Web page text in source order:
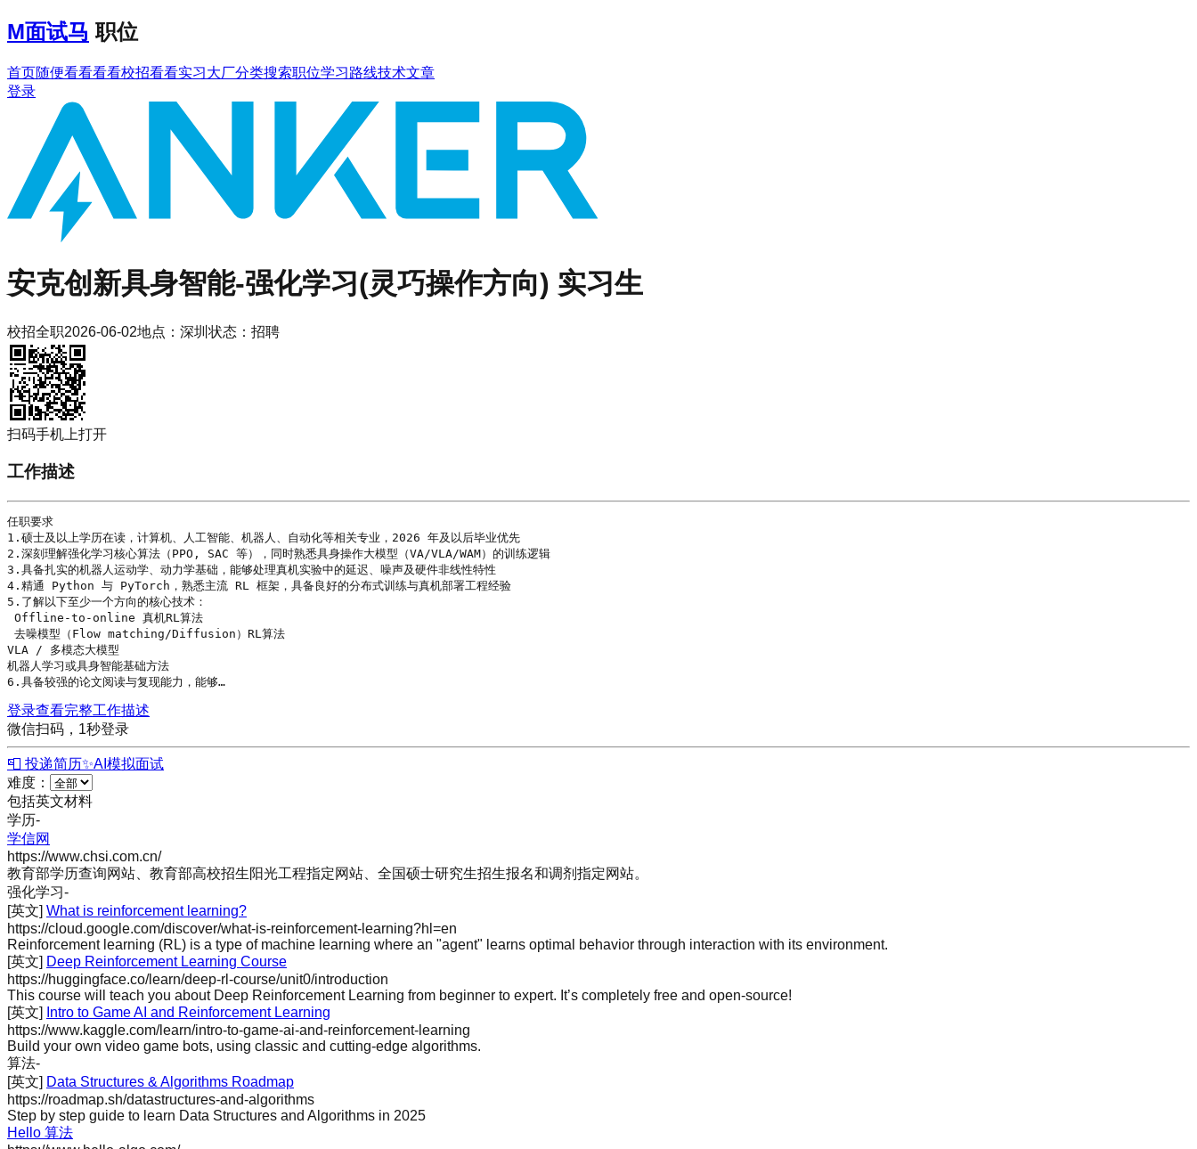
M面试马 职位
首页随便看看看看校招看看实习大厂分类搜索职位学习路线技术文章
登录
安克创新具身智能-强化学习(灵巧操作方向) 实习生
校招全职2026-06-02地点： 深圳 状态： 招聘
扫码手机上打开
工作描述
任职要求
1.硕士及以上学历在读，计算机、人工智能、机器人、自动化等相关专业，2026 年及以后毕业优先
2.深刻理解强化学习核心算法 （PPO, SAC 等），同时熟悉具身操作大模型 （VA/VLA/WAM）的训练逻辑
3.具备扎实的机器人运动学、动力学基础，能够处理真机实验中的延迟、噪声及硬件非线性特性
4.精通 Python 与 PyTorch，熟悉主流 RL 框架，具备良好的分布式训练与真机部署工程经验
5.了解以下至少一个方向的核心技术：
Offline-to-online 真机RL算法
去噪模型（Flow matching/Diffusion） RL算法
VLA / 多模态大模型
机器人学习或具身智能基础方法
6.具备较强的论文阅读与复现能力，能够…
登录查看完整工作描述
微信扫码，1秒登录
📮 投递简历✨AI模拟面试
难度：
包括英文材料
学历-
学信网
https://www.chsi.com.cn/
教育部学历查询网站、教育部高校招生阳光工程指定网站、全国硕士研究生招生报名和调剂指定网站。
强化学习-
[英文] What is reinforcement learning?
https://cloud.google.com/discover/what-is-reinforcement-learning?hl=en
Reinforcement learning (RL) is a type of machine learning where an "agent" learns optimal behavior through interaction with its environment.
[英文] Deep Reinforcement Learning Course
https://huggingface.co/learn/deep-rl-course/unit0/introduction
This course will teach you about Deep Reinforcement Learning from beginner to expert. It’s completely free and open-source!
[英文]
Intro to Game AI and Reinforcement Learning
https://www.kaggle.com/learn/intro-to-game-ai-and-reinforcement-learning
Build your own video game bots, using classic and cutting-edge algorithms.
算法-
[英文] Data Structures & Algorithms Roadmap
https://roadmap.sh/datastructures-and-algorithms
Step by step guide to learn Data Structures and Algorithms in 2025
Hello 算法